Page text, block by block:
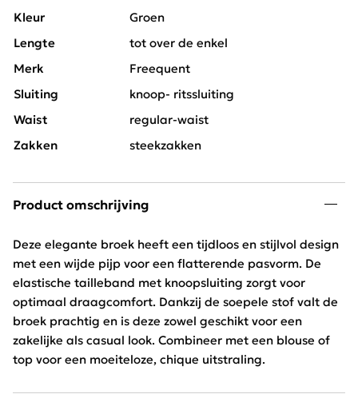
Kleur
Groen
Lengte
tot over de enkel
Merk
Freequent
Sluiting
knoop- ritssluiting
Waist
regular-waist
Zakken
steekzakken
Product omschrijving
Deze elegante broek heeft een tijdloos en stijlvol design
met een wijde pijp voor een flatterende pasvorm. De
elastische tailleband met knoopsluiting zorgt voor
optimaal draagcomfort. Dankzij de soepele stof valt de
broek prachtig en is deze zowel geschikt voor een
zakelijke als casual look. Combineer met een blouse of
top voor een moeiteloze, chique uitstraling.